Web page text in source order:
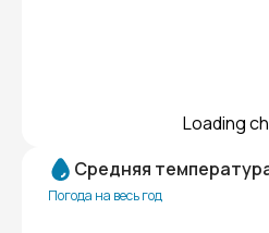
Loading
Средняя
Погода на весь год